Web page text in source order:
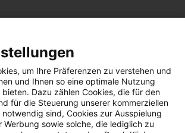
FacebookLinkedIn
Facebook YouTube LinkedIn
um Ihre Präferenzen zu verstehen und
und Ihnen so eine optimale Nutzung
bieten. Dazu zählen Cookies, die für den
für die Steuerung unserer kommerziellen
sind, Cookies zur Ausspielung
Werbung sowie solche, die lediglich zu